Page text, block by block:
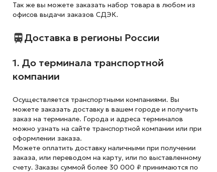
Так же вы можете заказать набор товара в любом из
офисов выдачи заказов СДЭК.
Доставка в регионы России
1. До терминала транспортной
компании
Осуществляется транспортными компаниями. Вы
можете заказать доставку в вашем городе и получить
заказ на терминале. Города и адреса терминалов
можно узнать на сайте транспортной компании или при
оформлении заказа.
Можете оплатить доставку наличными при получении
заказа, или переводом на карту, или по выставленному
счету. Заказы суммой более 30 000 ₽ принимаются по